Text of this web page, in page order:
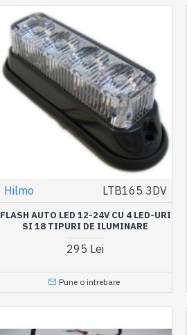
Hilmo LTB165 3DV
FLASH AUTO LED 12-24V CU 4 LED-URI
SI 18 TIPURI DE ILUMINARE
295 Lei
Pune o intrebare